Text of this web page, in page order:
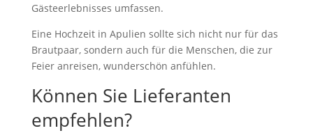
Gästeerlebnisses umfassen.
Eine Hochzeit in Apulien sollte sich nicht nur für das
Brautpaar, sondern auch für die Menschen, die zur
Feier anreisen, wunderschön anfühlen.
Können Sie Lieferanten
empfehlen?